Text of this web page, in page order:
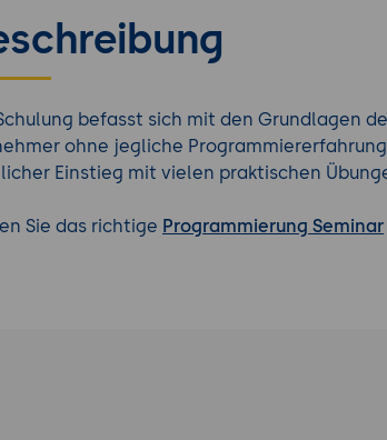
befasst sich mit den Grundlagen
ohne jegliche
Einstieg mit vielen praktischen
Sie das richtige Programmierung Seminar